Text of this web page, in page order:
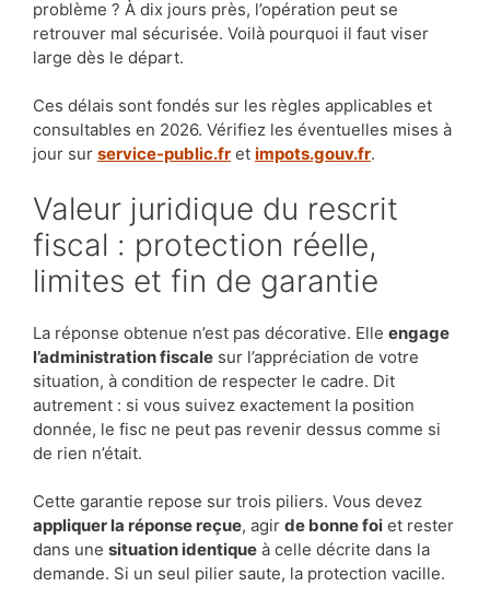
problème ? À dix jours près, l’opération peut se
retrouver mal sécurisée. Voilà pourquoi il faut viser
large dès le départ.
Ces délais sont fondés sur les règles applicables et
consultables en 2026. Vérifiez les éventuelles mises à
jour sur service-public.fr et impots.gouv.fr.
Valeur juridique du rescrit
fiscal : protection réelle,
limites et fin de garantie
La réponse obtenue n’est pas décorative. Elle engage
l’administration fiscale sur l’appréciation de votre
situation, à condition de respecter le cadre. Dit
autrement : si vous suivez exactement la position
donnée, le fisc ne peut pas revenir dessus comme si
de rien n’était.
Cette garantie repose sur trois piliers. Vous devez
appliquer la réponse reçue, agir de bonne foi et rester
dans une situation identique à celle décrite dans la
demande. Si un seul pilier saute, la protection vacille.